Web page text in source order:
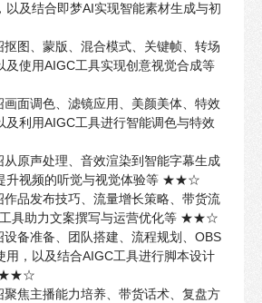
以及结合即梦AI实现智能素材生成与初
图、蒙版、混合模式、关键帧、转场
及使用AIGC工具实现创意视觉合成等
面调色、滤镜应用、美颜美体、特效
及利用AIGC工具进行智能调色与特效
从原声处理、音效渲染到智能字幕生成
升视频的听觉与视觉体验等 ★★☆
作品发布技巧、流量增长策略、带货流
具助力文案撰写与运营优化等 ★★☆
设备准备、团队搭建、流程规划、OBS
用，以及结合AIGC工具进行脚本设计
★★☆
聚焦主播能力培养、带货话术、复盘方